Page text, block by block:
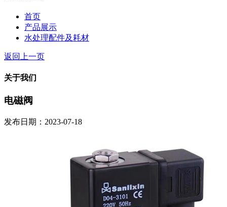
首页
产品展示
水处理配件及耗材
返回上一页
关于我们
电磁阀
发布日期：2023-07-18